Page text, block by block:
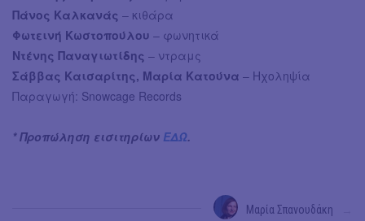
Πάνος Καλκανάς – κιθάρα
Φωτεινή Κωστοπούλου – φωνητικά
Ντένης Παναγιωτίδης – ντραμς
Σάββας Καισαρίτης, Μαρία Κατούνα – Ηχοληψία
Παραγωγή: Snowcage Records
* Προπώληση εισιτηρίων ΕΔΩ.
Μαρία Σπανουδάκη